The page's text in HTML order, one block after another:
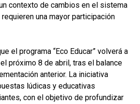
contexto de cambios en el sistema
una mayor participación
el programa “Eco Educar” volverá a
próximo 8 de abril, tras el balance
anterior. La iniciativa
lúdicas y educativas
con el objetivo de profundizar